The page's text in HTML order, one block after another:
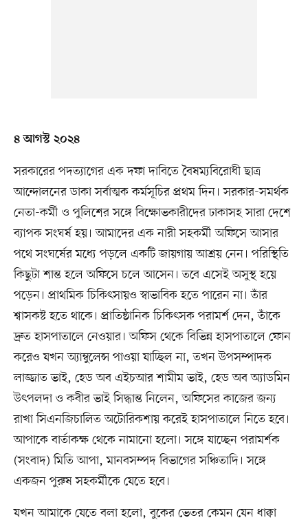
৪ আগস্ট ২০২৪
সরকারের পদত্যাগের এক দফা দাবিতে বৈষম্যবিরোধী ছাত্র
আন্দোলনের ডাকা সর্বাত্মক কর্মসূচির প্রথম দিন। সরকার-সমর্থক
নেতা-কর্মী ও পুলিশের সঙ্গে বিক্ষোভকারীদের ঢাকাসহ সারা দেশে
ব্যাপক সংঘর্ষ হয়। আমাদের এক নারী সহকর্মী অফিসে আসার
পথে সংঘর্ষের মধ্যে পড়লে একটি জায়গায় আশ্রয় নেন। পরিস্থিতি
কিছুটা শান্ত হলে অফিসে চলে আসেন। তবে এসেই অসুস্থ হয়ে
পড়েন। প্রাথমিক চিকিৎসায়ও স্বাভাবিক হতে পারেন না। তাঁর
শ্বাসকষ্ট হতে থাকে। প্রাতিষ্ঠানিক চিকিৎসক পরামর্শ দেন, তাঁকে
দ্রুত হাসপাতালে নেওয়ার। অফিস থেকে বিভিন্ন হাসপাতালে ফোন
করেও যখন অ্যাম্বুলেন্স পাওয়া যাচ্ছিল না, তখন উপসম্পাদক
লাজ্জাত ভাই, হেড অব এইচআর শামীম ভাই, হেড অব অ্যাডমিন
উৎপলদা ও কবীর ভাই সিদ্ধান্ত নিলেন, অফিসের কাজের জন্য
রাখা সিএনজিচালিত অটোরিকশায় করেই হাসপাতালে নিতে হবে।
আপাকে বার্তাকক্ষ থেকে নামানো হলো। সঙ্গে যাচ্ছেন পরামর্শক
(সংবাদ) মিতি আপা, মানবসম্পদ বিভাগের সঞ্চিতাদি। সঙ্গে
একজন পুরুষ সহকর্মীকে যেতে হবে।
যখন আমাকে যেতে বলা হলো, বুকের ভেতর কেমন যেন ধাক্কা